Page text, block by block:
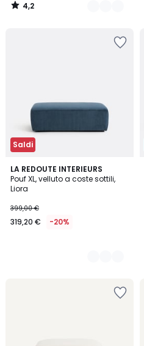
4,2
/
Saldi
LA REDOUTE INTERIEURS
Pouf XL, velluto a coste sottili,
Liora
399,00 €
319,20 € -20%
5
Colori